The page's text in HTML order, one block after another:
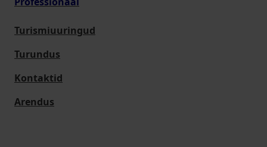
Turismiuuringud
Turundus
Kontaktid
Arendus